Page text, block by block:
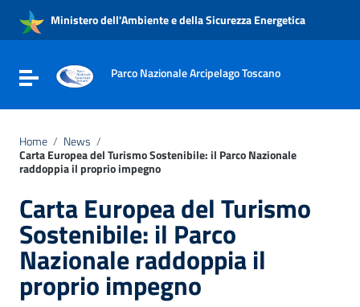
Vai al menu di navigazione
Vai al footer
Ministero dell'Ambiente e della Sicurezza Energetica
Attiva / disattiva la navigazione
Parco Nazionale Arcipelago Toscano
Home / News /
Carta Europea del Turismo Sostenibile: il Parco Nazionale
raddoppia il proprio impegno
Carta Europea del Turismo
Sostenibile: il Parco
Nazionale raddoppia il
proprio impegno